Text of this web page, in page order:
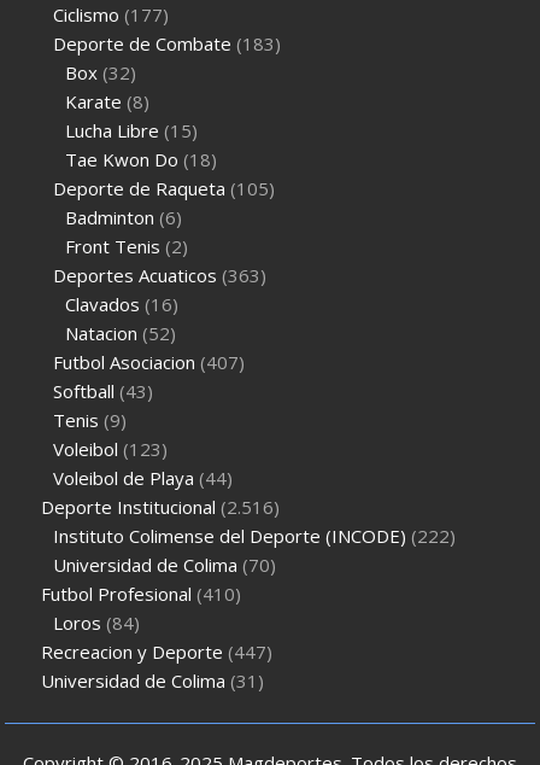
Ciclismo (177)
Deporte de Combate (183)
Box (32)
Karate (8)
Lucha Libre (15)
Tae Kwon Do (18)
Deporte de Raqueta (105)
Badminton (6)
Front Tenis (2)
Deportes Acuaticos (363)
Clavados (16)
Natacion (52)
Futbol Asociacion (407)
Softball (43)
Tenis (9)
Voleibol (123)
Voleibol de Playa (44)
Deporte Institucional (2.516)
Instituto Colimense del Deporte (INCODE) (222)
Universidad de Colima (70)
Futbol Profesional (410)
Loros (84)
Recreacion y Deporte (447)
Universidad de Colima (31)